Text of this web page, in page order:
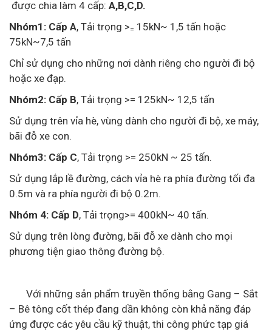
được chia làm 4 cấp: A,B,C,D.
Nhóm1: Cấp A, Tải trọng >= 15kN~ 1,5 tấn hoặc
75kN~7,5 tấn
Chỉ sử dụng cho những nơi dành riêng cho người đi bộ
hoặc xe đạp.
Nhóm2: Cấp B, Tải trọng >= 125kN~ 12,5 tấn
Sử dụng trên vỉa hè, vùng dành cho người đi bộ, xe máy,
bãi đỗ xe con.
Nhóm3: Cấp C, Tải trọng >= 250kN ~ 25 tấn.
Sử dụng lắp lề đường, cách vỉa hè ra phía đường tối đa
0.5m và ra phía người đi bộ 0.2m.
Nhóm 4: Cấp D, Tải trọng>= 400kN~ 40 tấn.
Sử dụng trên lòng đường, bãi đỗ xe dành cho mọi
phương tiện giao thông đường bộ.
Với những sản phẩm truyền thống bằng Gang – Sắt
– Bê tông cốt thép đang dần không còn khả năng đáp
ứng được các yêu cầu kỹ thuật, thi công phức tạp giá